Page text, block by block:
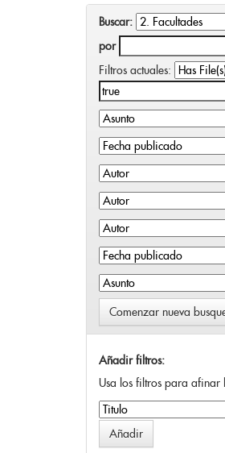
Buscar:
por
Filtros actuales:
Comenzar nueva
Añadir filtros:
Usa los filtros para afinar